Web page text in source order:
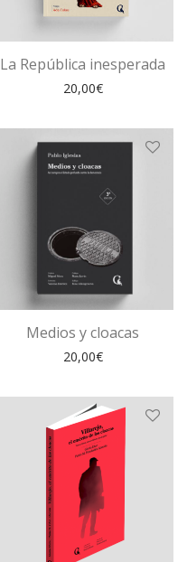
La República inesperada
20,00€
Medios y cloacas
20,00€